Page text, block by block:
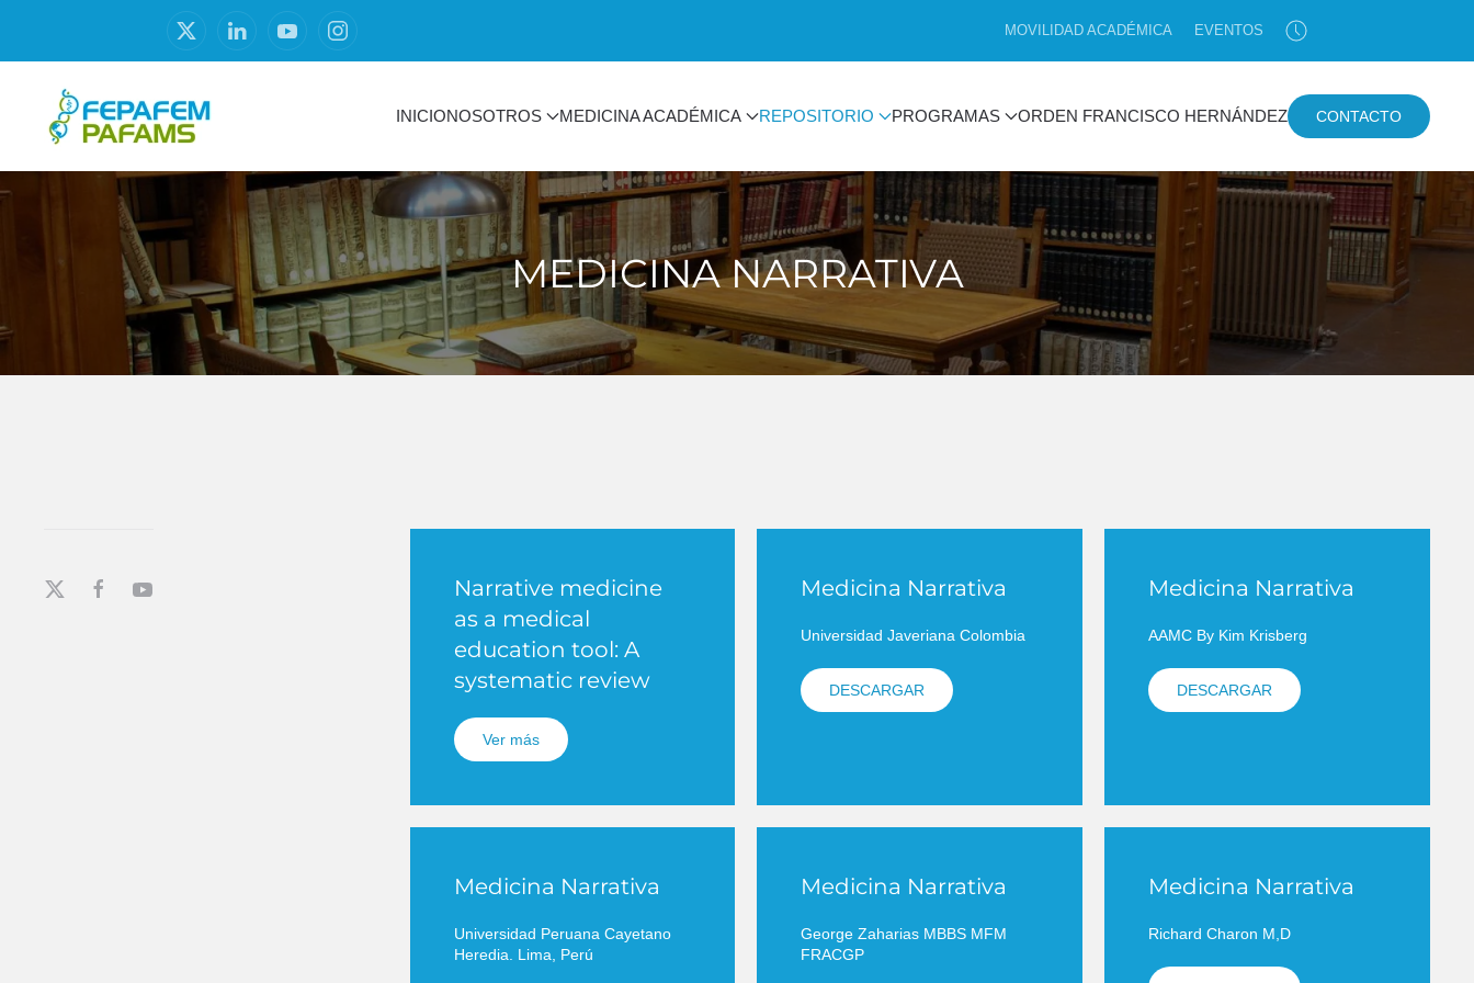
MOVILIDAD ACADÉMICA EVENTOS
INICIONOSOTROS MEDICINA ACADÉMICA REPOSITORIO PROGRAMAS ORDEN FRANCISCO HERNÁNDEZ CONTACTO
MEDICINA NARRATIVA
Narrative medicine
as a medical
education tool: A
systematic review
Ver más
Medicina Narrativa
Universidad Javeriana Colombia
DESCARGAR
Medicina Narrativa
AAMC By Kim Krisberg
DESCARGAR
Medicina Narrativa
Universidad Peruana Cayetano
Heredia. Lima, Perú
Medicina Narrativa
George Zaharias MBBS MFM
FRACGP
Medicina Narrativa
Richard Charon M,D